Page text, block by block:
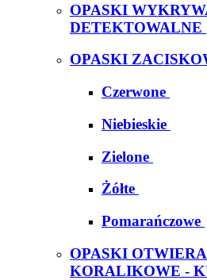
OPASKI
DETEKTOWALNE
OPASKI
Czerwone
Niebieskie
Zielone
Żółte
Pomarańczowe
OPASKI
KORALIKOWE -